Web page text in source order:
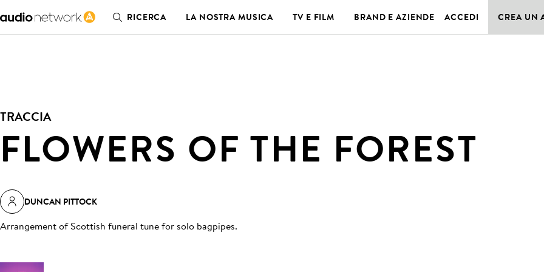
RICERCA LA NOSTRA MUSICA TV E FILM BRAND E AZIENDE ACCEDI CREA UN
TRACCIA
FLOWERS OF THE FOREST
DUNCAN PITTOCK
Arrangement of Scottish funeral tune for solo bagpipes.